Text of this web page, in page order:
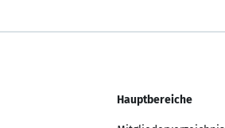
Hauptbereiche